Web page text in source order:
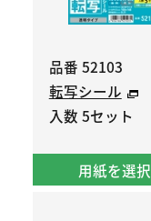
品番 52103
転写シール
入数 5セット
用紙を選択